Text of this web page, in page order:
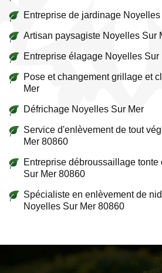
Entreprise de jardinage Noyelles
Artisan paysagiste Noyelles Sur
Entreprise élagage Noyelles Sur
Pose et changement grillage et
Mer
Défrichage Noyelles Sur Mer
Service d'enlèvement de tout
Mer 80860
Entreprise débroussaillage
Sur Mer 80860
Spécialiste en enlèvement de
Noyelles Sur Mer 80860